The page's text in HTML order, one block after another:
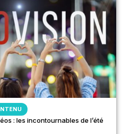
: les incontournables de l’été